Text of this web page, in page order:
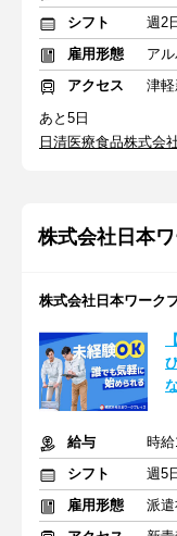
シフト
週2
雇用形態
ア
アクセス
津
あと5日
日清医療食品株式会
株式会社日本
株式会社日本ワーク
給与
時
シフト
週5
雇用形態
派遣